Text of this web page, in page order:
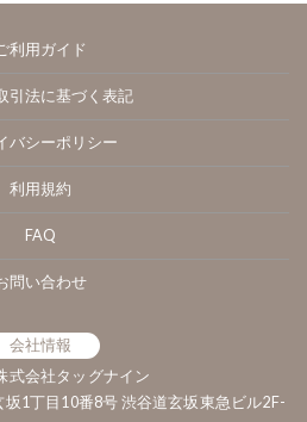
利用ガイド
引法に基づく表記
バシーポリシー
利用規約
FAQ
問い合わせ
会社情報
式会社タッグナイン
1丁目10番8号 渋谷道玄坂東急ビル2F-